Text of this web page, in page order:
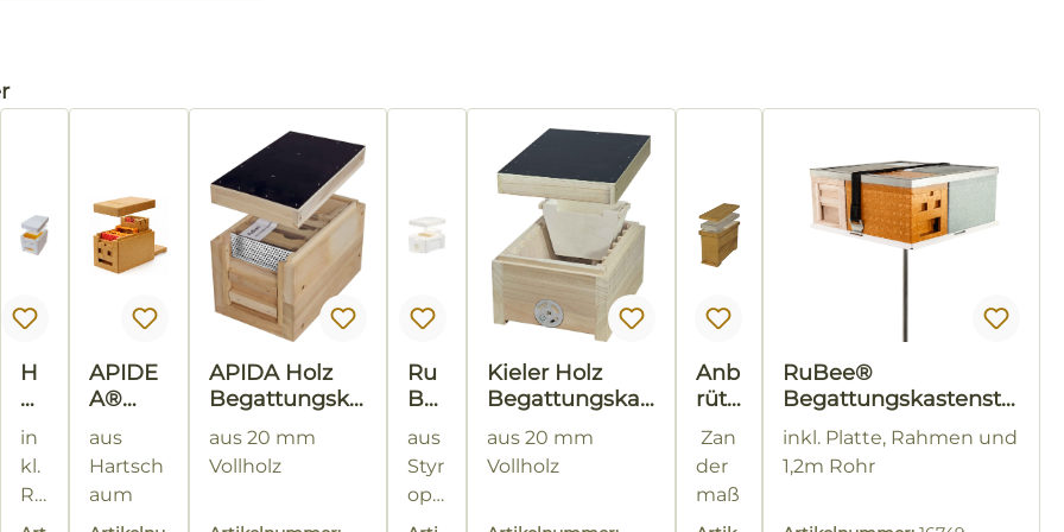
überspringen
H
O
B
B
EE
®
in
kl.
Rä
h
APIDE
A®
ungsk
asten
aus
Hartsch
aum
braun
APIDA Holz
Begattungskä
stchen
aus 20 mm
Vollholz
Ru
Be
Be
gat
tun
aus
Styr
opo
r
Kieler Holz
Begattungskas
aus 20 mm
Vollholz
Anb
rüte
rkas
ten
Zan
der
maß
RuBee®
Begattungskastenstä
nder QUADRO
inkl. Platte, Rahmen und
1,2m Rohr